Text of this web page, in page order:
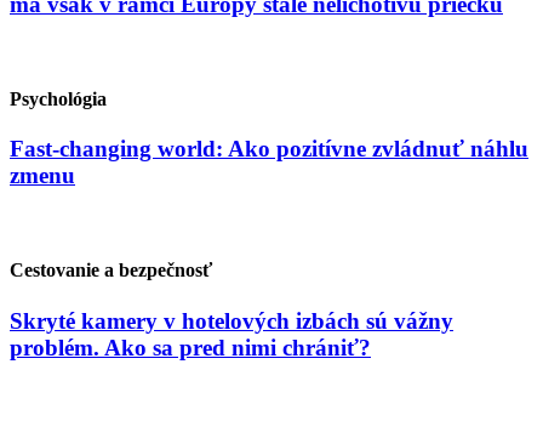
Psychológia
Fast-changing world: Ako pozitívne zvládnuť náhlu
zmenu
Cestovanie a bezpečnosť
Skryté kamery v hotelových izbách sú vážny
problém. Ako sa pred nimi chrániť?